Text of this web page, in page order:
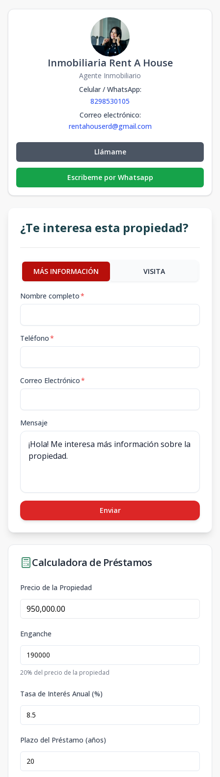
Inmobiliaria Rent A House
Agente Inmobiliario
Celular / WhatsApp:
8298530105
Correo electrónico:
rentahouserd@gmail.com
Llámame
Escribeme por Whatsapp
¿Te interesa esta propiedad?
MÁS INFORMACIÓN VISITA
Nombre completo*
Teléfono*
Correo Electrónico*
Mensaje
Enviar
Calculadora de Préstamos
Precio de la Propiedad
Enganche
20% del precio de la propiedad
Tasa de Interés Anual (%)
Plazo del Préstamo (años)